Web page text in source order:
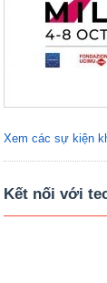
Xem các sự kiện
Kết nối với